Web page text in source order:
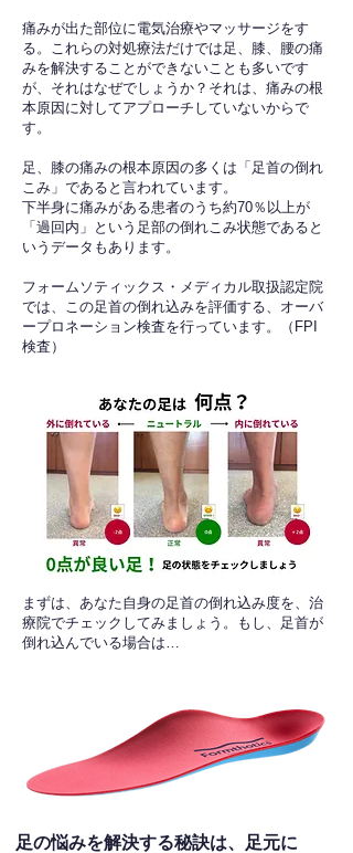
痛みが出た部位に電気治療やマッサージをす
る。これらの対処療法だけでは足、膝、腰の痛
みを解決することができないことも多いです
が、それはなぜでしょうか？それは、痛みの根
本原因に対してアプローチしていないからで
す。
足、膝の痛みの根本原因の多くは「足首の倒れ
こみ」であると言われています。
下半身に痛みがある患者のうち約70％以上が
「過回内」という足部の倒れこみ状態であると
いうデータもあります。
フォームソティックス・メディカル取扱認定院
では、この足首の倒れ込みを評価する、オーバ
ープロネーション検査を行っています。（FPI
検査）​
​まずは、あなた自身の足首の倒れ込み度を、治
療院でチェックしてみましょう。もし、足首が
倒れ込んでいる場合は…
足の悩みを解決する秘訣は、足元に